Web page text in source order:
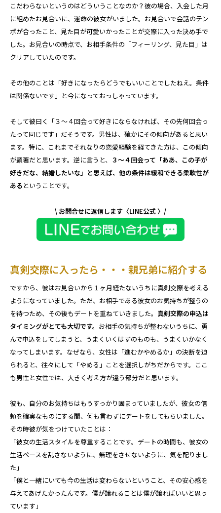
こだわらないというのはどういうことなのか？彼の場合、入会した月
に組めたお見合いに、運命の彼女がいました。お見合いで会話のテン
ポが合ったこと、見た目が可愛いかったことが交際に入った決め手で
した。お見合いの時点で、お相手条件の「フィーリング、見た目」は
クリアしていたのです。
その他のことは「好きになったらどうでもいいことでしたねえ。条件
は関係ないです」と今になっておっしゃっています。
そして彼曰く「３～４回会って好きにならなければ、その先何回会っ
たって同じです」だそうです。男性は、確かにその傾向があると思い
ます。特に、これまでそれなりの恋愛経験を経てきた方は、この傾向
が顕著だと思います。逆に言うと、 ３～４回会って「ああ、この子が
好きだな、結婚したいな」と思えば、他の条件は緩和できる柔軟性が
ある ということです。
\ お問合せに返信します〈LINE公式 〉/
真剣交際に入ったら・・・親兄弟に紹介する
ですから、彼はお見合いから１ヶ月経たないうちに真剣交際を考える
ようになっていました。ただ、お相手である彼女のお気持ちが整うの
を待つため、その後もデートを重ねていきました。 真剣交際の申込は
タイミングがとても大切です。 お相手の気持ちが整わないうちに、勇
んで申込をしてしまうと、うまくいくはずのものも、うまくいかなく
なってしまいます。なぜなら、女性は「進むかやめるか」の決断を迫
られると、往々にして「やめる」ことを選択しがちだからです。ここ
も男性と女性では、大きく考え方が違う部分だと思います。
彼も、自分のお気持ちはもうすっかり固まっていましたが、彼女の信
頼を確実なものにする間、何も言わずにデートをしてもらいました。
その時彼が気をつけていたことは：
「彼女の生活スタイルを尊重することです。デートの時間も、彼女の
生活ペースを乱さないように、無理をさせないように、気を配りまし
た」
「僕と一緒にいても今の生活は変わらないということ、その安心感を
与えてあげたかったんです。僕が譲れることは僕が譲ればいいと思っ
ています」